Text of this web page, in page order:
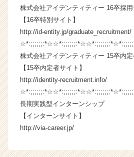
キ
リ
ア
（C
C
e
株式会社アイデンティティー 16卒採用
【16卒特別サイト】
http://id-entity.jp/graduate_recruitment/
株式会社アイデンティティー 15卒内定
【15卒内定者サイト】
http://identity-recruitment.info/
長期実践型インターンシップ
【インターンサイト】
http://via-career.jp/